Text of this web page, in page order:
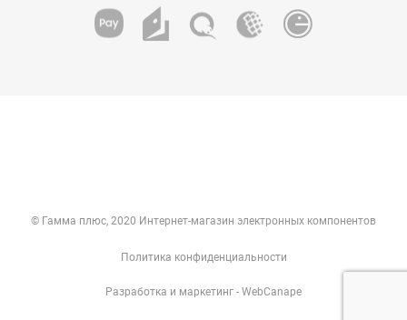
© Гамма плюс, 2020 Интернет-магазин электронных компонентов
Политика конфиденциальности
Разработка и маркетинг - WebCanape